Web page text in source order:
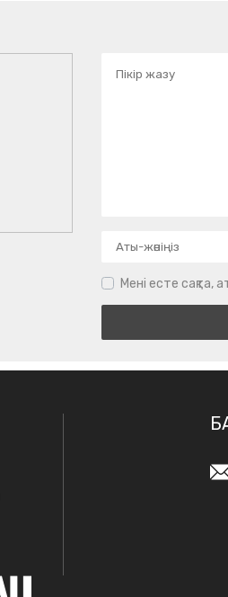
Мені есте сақта,